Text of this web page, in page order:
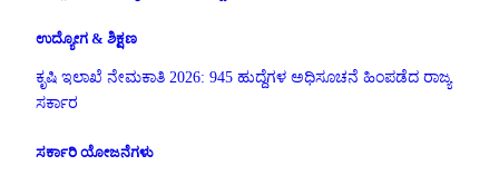
ಉದ್ಯೋಗ & ಶಿಕ್ಷಣ
ಕೃಷಿ ಇಲಾಖೆ ನೇಮಕಾತಿ 2026: 945 ಹುದ್ದೆಗಳ ಅಧಿಸೂಚನೆ ಹಿಂಪಡೆದ ರಾಜ್ಯ
ಸರ್ಕಾರ
ಸರ್ಕಾರಿ ಯೋಜನೆಗಳು